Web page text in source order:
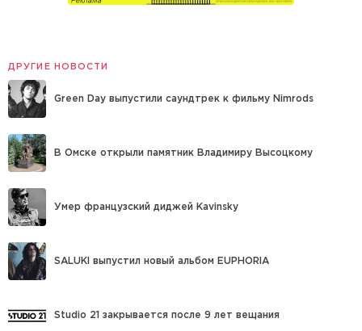
ДРУГИЕ НОВОСТИ
Green Day выпустили саундтрек к фильму Nimrods
В Омске открыли памятник Владимиру Высоцкому
Умер французский диджей Kavinsky
SALUKI выпустил новый альбом EUPHORIA
Studio 21 закрывается после 9 лет вещания